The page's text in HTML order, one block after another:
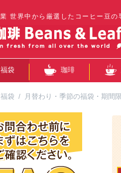
世界中から厳選したコーヒー豆の
福袋 珈琲
福袋 / 月替わり・季節の福袋・期間